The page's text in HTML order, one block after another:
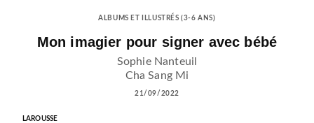
ALBUMS ET ILLUSTRÉS (3-6 ANS)
Mon imagier pour signer avec bébé
Sophie Nanteuil
Cha Sang Mi
21/09/2022
LAROUSSE